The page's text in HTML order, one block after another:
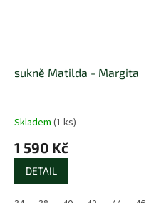
sukně Matilda - Margita
Skladem (1 ks)
1 590 Kč
DETAIL